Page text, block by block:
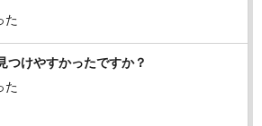
た
つけやすかったですか？
た